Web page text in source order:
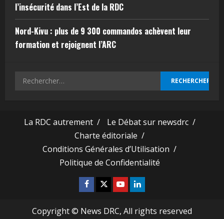
l’insécurité dans l’Est de la RDC
Nord-Kivu : plus de 9 300 commandos achèvent leur
formation et rejoignent l’ARC
La RDC autrement /
Le Débat sur newsdrc /
Charte éditoriale /
Conditions Générales d’Utilisation /
Politique de Confidentialité